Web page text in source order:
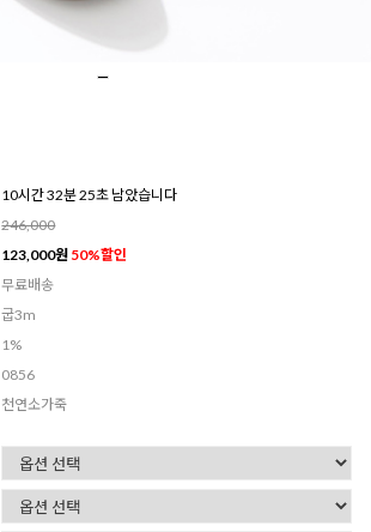
10시간 32분 22초 남았습니다
246,000
123,000원 50%할인
무료배송
굽3m
1%
0856
천연소가죽